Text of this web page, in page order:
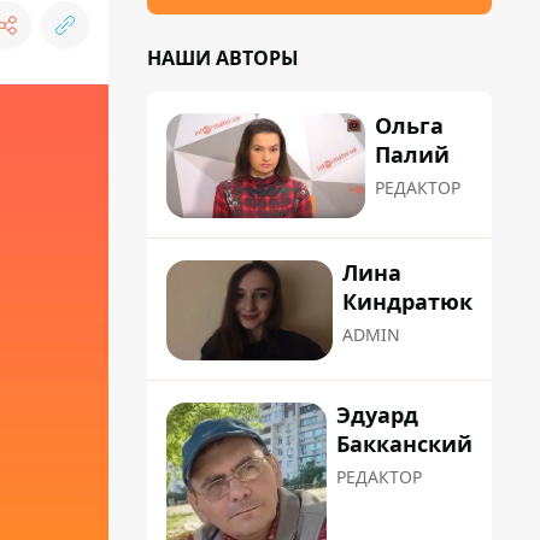
НАШИ АВТОРЫ
Ольга
Палий
РЕДАКТОР
Лина
Киндратюк
ADMIN
Эдуард
Бакканский
РЕДАКТОР